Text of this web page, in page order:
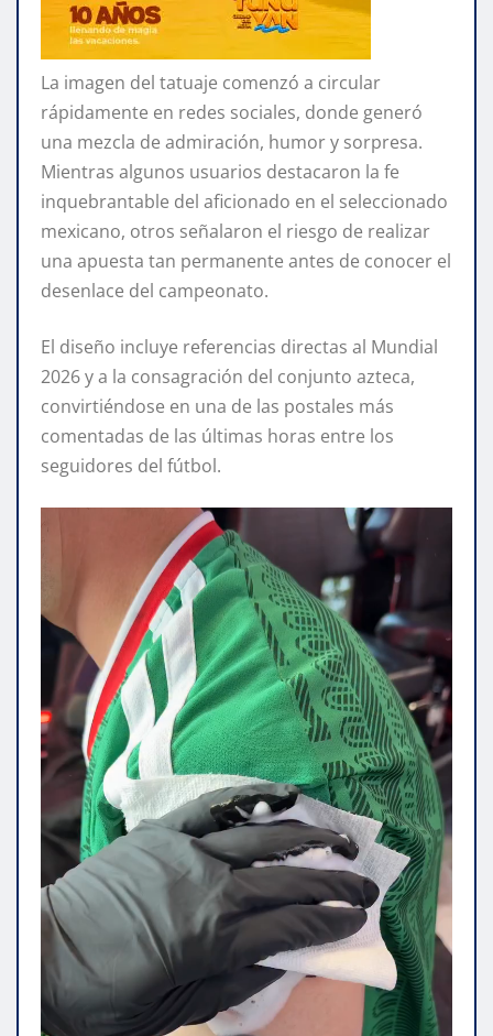
La imagen del tatuaje comenzó a circular
rápidamente en redes sociales, donde generó
una mezcla de admiración, humor y sorpresa.
Mientras algunos usuarios destacaron la fe
inquebrantable del aficionado en el seleccionado
mexicano, otros señalaron el riesgo de realizar
una apuesta tan permanente antes de conocer el
desenlace del campeonato.
El diseño incluye referencias directas al Mundial
2026 y a la consagración del conjunto azteca,
convirtiéndose en una de las postales más
comentadas de las últimas horas entre los
seguidores del fútbol.